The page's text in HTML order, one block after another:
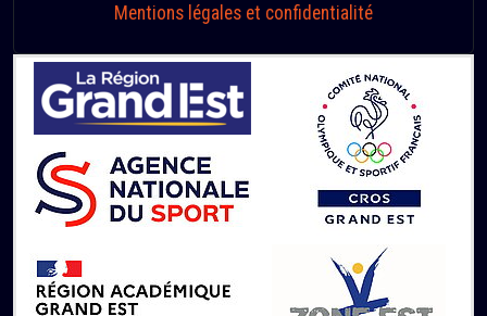
Mentions légales et confidentialité